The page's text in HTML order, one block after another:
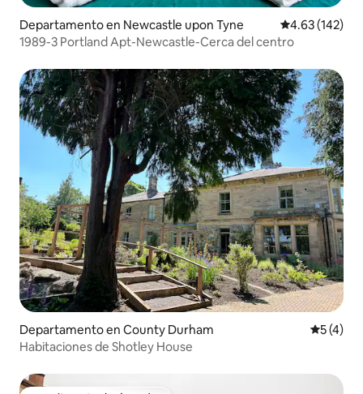
Departamento en Newcastle upon Tyne Calificación
4.63 (142)
1989-3 Portland Apt-Newcastle-Cerca del centro
Departamento en County Durham
5 (4)
Habitaciones de Shotley House